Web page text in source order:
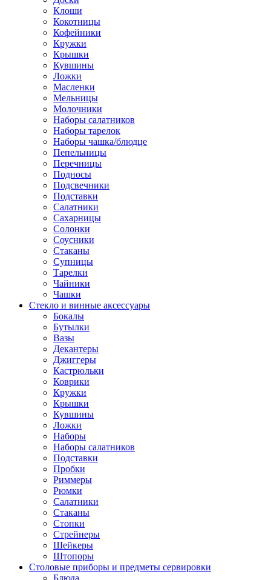
Клоши
Кокотницы
Кофейники
Кружки
Крышки
Кувшины
Ложки
Масленки
Мельницы
Молочники
Наборы салатников
Наборы тарелок
Наборы чашка/блюдце
Пепельницы
Перечницы
Подносы
Подсвечники
Подставки
Салатники
Сахарницы
Солонки
Соусники
Стаканы
Супницы
Тарелки
Чайники
Чашки
Стекло и винные аксессуары
Бокалы
Бутылки
Вазы
Декантеры
Джиггеры
Кастрюльки
Коврики
Кружки
Крышки
Кувшины
Ложки
Наборы
Наборы салатников
Подставки
Пробки
Риммеры
Рюмки
Салатники
Стаканы
Стопки
Стрейнеры
Шейкеры
Штопоры
Столовые приборы и предметы сервировки